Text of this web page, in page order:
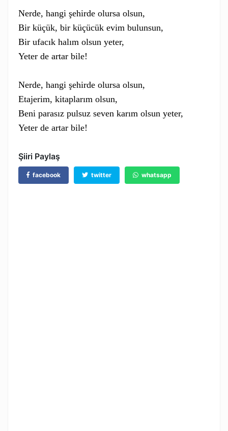
Nerde, hangi şehirde olursa olsun,
Bir küçük, bir küçücük evim bulunsun,
Bir ufacık halım olsun yeter,
Yeter de artar bile!
Nerde, hangi şehirde olursa olsun,
Etajerim, kitaplarım olsun,
Beni parasız pulsuz seven karım olsun yeter,
Yeter de artar bile!
Şiiri Paylaş
facebook twitter whatsapp